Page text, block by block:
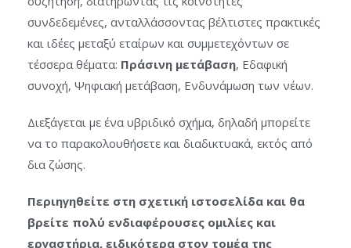
συνδεδεμένες, ανταλλάσσοντας βέλτιστες πρακτικές
και ιδέες μεταξύ εταίρων και συμμετεχόντων σε
τέσσερα θέματα: Πράσινη μετάβαση, Εδαφική
συνοχή, Ψηφιακή μετάβαση, Ενδυνάμωση των νέων.
Διεξάγεται με ένα υβριδικό σχήμα, δηλαδή μπορείτε
να το παρακολουθήσετε και διαδικτυακά, εκτός από
δια ζώσης.
Περιηγηθείτε στη σχετική ιστοσελίδα και θα
βρείτε πολύ ενδιαφέρουσες ομιλίες και
εργαστήρια, ειδικότερα στον τομέα της